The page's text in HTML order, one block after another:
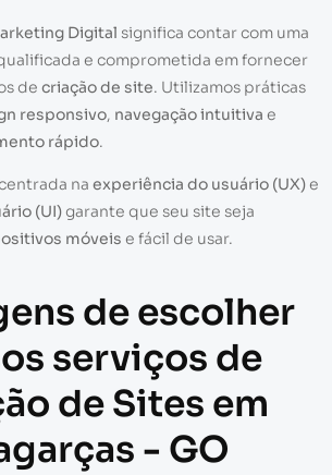
Digital significa contar com uma
e comprometida em fornecer
de criação de site. Utilizamos práticas
responsivo, navegação intuitiva e
rápido.
na experiência do usuário (UX)e
(UI)garante que seu site seja
móveis e fácil de usar.
de escolher
serviços de
de Sites em
- GO